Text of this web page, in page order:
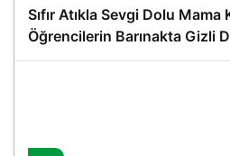
Sıfır Atıkla Sevgi Dolu Mama
Öğrencilerin Barınakta Gizli
Proje